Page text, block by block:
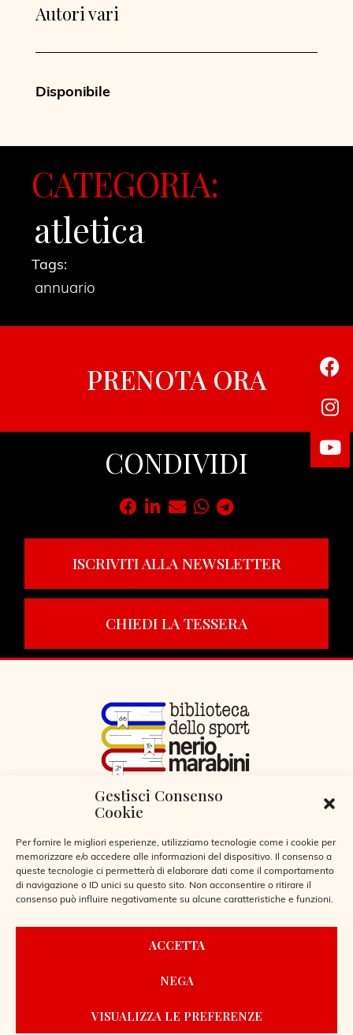
Gestisci Consenso
Cookie
Per fornire le migliori esperienze, utilizziamo tecnologie come i cookie per
memorizzare e/o accedere alle informazioni del dispositivo. Il consenso a
queste tecnologie ci permetterà di elaborare dati come il comportamento
di navigazione o ID unici su questo sito. Non acconsentire o ritirare il
consenso può influire negativamente su alcune caratteristiche e funzioni.
ACCETTA
NEGA
VISUALIZZA LE PREFERENZE
Autori vari
Disponibile
CATEGORIA:
atletica
Tags:
annuario
PRENOTA ORA
CONDIVIDI
ISCRIVITI ALLA NEWSLETTER
CHIEDI LA TESSERA
VIA LIBERTÀ 29, SERIATE (BG)
© 2026
CONTATTI
POWERED BY LAIO WEBDESIGN